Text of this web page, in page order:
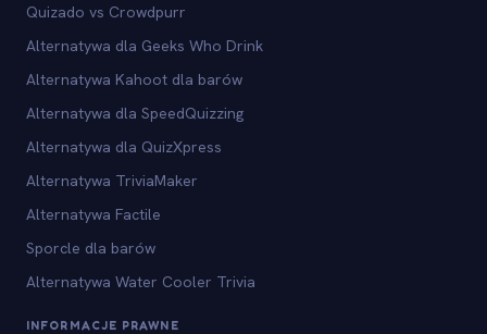
Quizado vs Crowdpurr
Alternatywa dla Geeks Who Drink
Alternatywa Kahoot dla barów
Alternatywa dla SpeedQuizzing
Alternatywa dla QuizXpress
Alternatywa TriviaMaker
Alternatywa Factile
Sporcle dla barów
Alternatywa Water Cooler Trivia
INFORMACJE PRAWNE